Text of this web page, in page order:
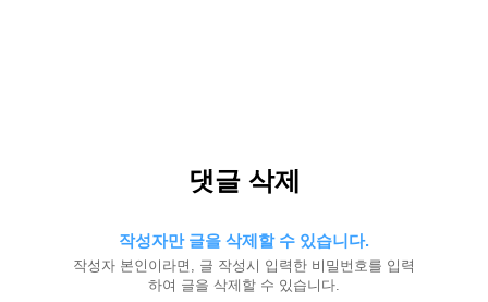
댓글 삭제
작성자만 글을 삭제할 수 있습니다.
작성자 본인이라면, 글 작성시 입력한 비밀번호를 입력
하여 글을 삭제할 수 있습니다.